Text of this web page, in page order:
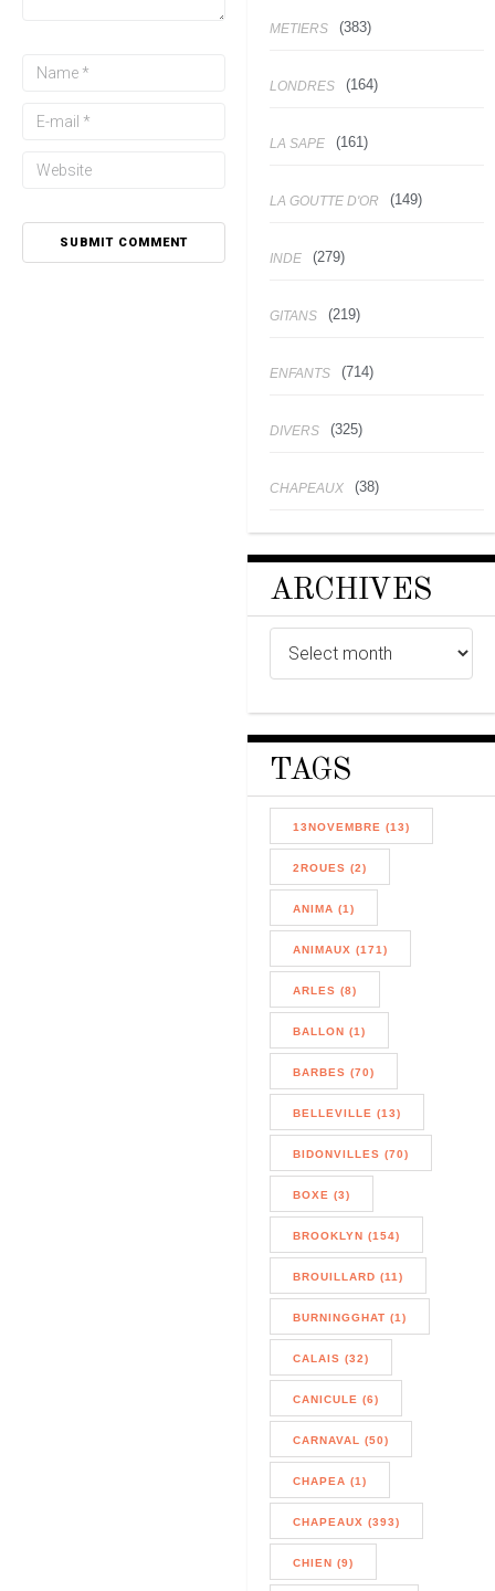
METIERS (383)
LONDRES (164)
LA SAPE (161)
LA GOUTTE D'OR (149)
INDE (279)
GITANS (219)
ENFANTS (714)
DIVERS (325)
CHAPEAUX (38)
ARCHIVES
TAGS
13NOVEMBRE (13)
2ROUES (2)
ANIMA (1)
ANIMAUX (171)
ARLES (8)
BALLON (1)
BARBES (70)
BELLEVILLE (13)
BIDONVILLES (70)
BOXE (3)
BROOKLYN (154)
BROUILLARD (11)
BURNINGGHAT (1)
CALAIS (32)
CANICULE (6)
CARNAVAL (50)
CHAPEA (1)
CHAPEAUX (393)
CHIEN (9)